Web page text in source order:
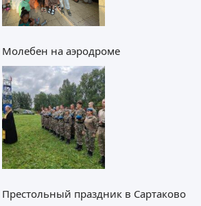
Молебен на аэродроме
Престольный праздник в Сартаково